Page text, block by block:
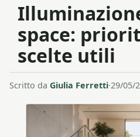
space:
scelte utili
Scritto da Giulia Ferretti·29/05/